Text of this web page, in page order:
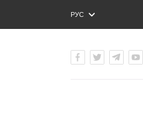
РУС
ENG